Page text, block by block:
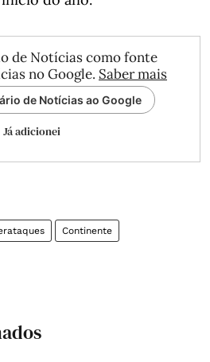
de Notícias como fonte
no Google. Saber mais
de Notícias ao Google
Já adicionei
Continente